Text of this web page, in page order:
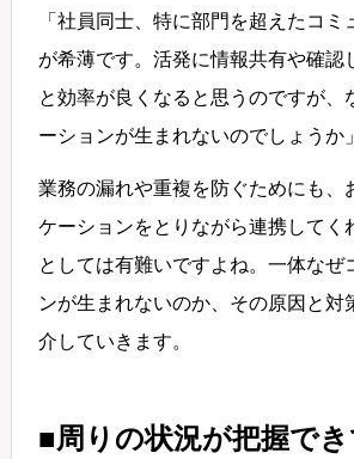
「社員同士、特に部門を超えたコミ
が希薄です。活発に情報共有や確認
と効率が良くなると思うのですが、
ーションが生まれないのでしょうか」
業務の漏れや重複を防ぐためにも、
ケーションをとりながら連携してく
としては有難いですよね。一体なぜ
ンが生まれないのか、その原因と対
介していきます。
■周りの状況が把握で